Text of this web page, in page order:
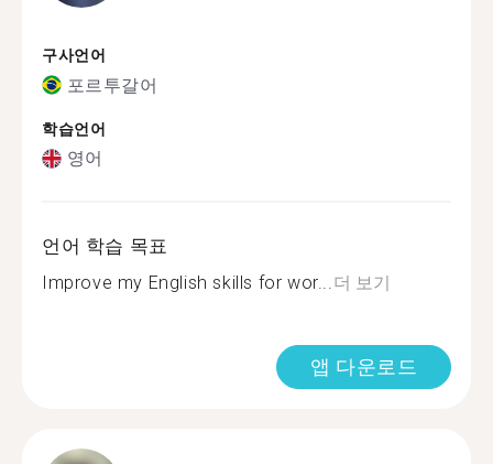
구사언어
포르투갈어
학습언어
영어
언어 학습 목표
Improve my English skills for wor...더 보기
앱 다운로드